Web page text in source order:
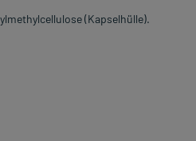
(Kapselhülle).